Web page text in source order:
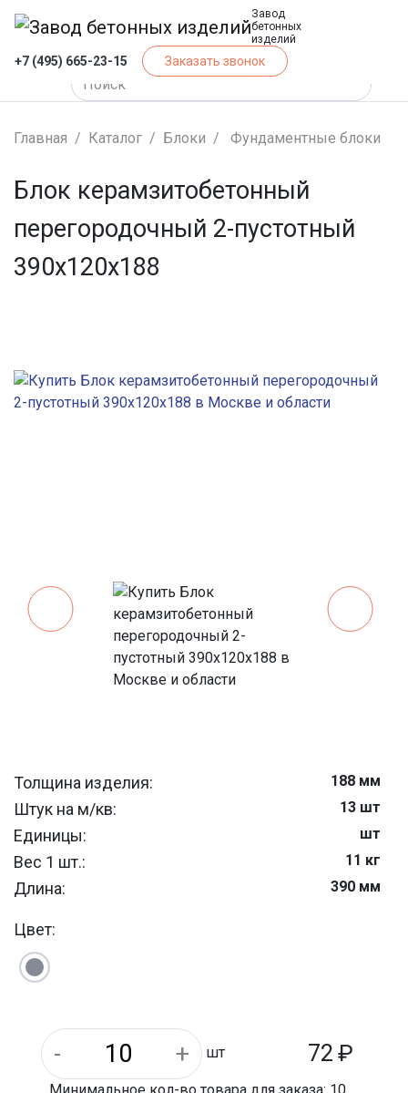
Завод
бетонных
изделий
+7 (495) 665-23-15 Заказать звонок
Главная Каталог Блоки Фундаментные блоки
Блок керамзитобетонный
перегородочный 2-пустотный
390х120х188
Толщина изделия: 188 мм
Штук на м/кв: 13 шт
Единицы: шт
Вес 1 шт.: 11 кг
Длина: 390 мм
Ширина:
Тип продукции:
Количество керамзита (%):
Цвет:
шт 72 ₽